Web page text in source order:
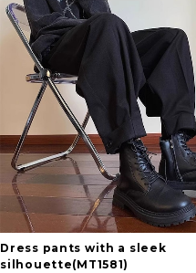
Dress pants with a sleek
silhouette(MT1581)